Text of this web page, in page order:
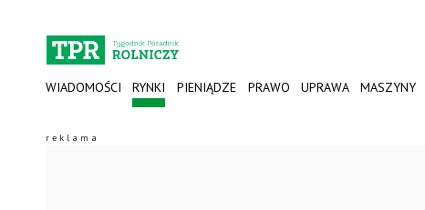
WIADOMOŚCI RYNKI PIENIĄDZE PRAWO UPRAWA MASZYNY